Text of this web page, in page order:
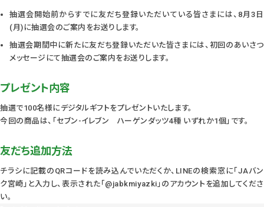
抽選会開始前からすでに友だち登録いただいている皆さまには、8月3日
(月)に抽選会のご案内をお送りします。
抽選会期間中に新たに友だち登録いただいた皆さまには、初回のあいさつ
メッセージにて抽選会のご案内をお送りします。
プレゼント内容
抽選で100名様にデジタルギフトをプレゼントいたします。
今回の商品は、「セブン-イレブン ハーゲンダッツ4種 いずれか1個」です。
友だち追加方法
チラシに記載のQRコードを読み込んでいただくか、LINEの検索窓に「JAバン
ク宮崎」と入力し、表示された「@jabkmiyazki」のアカウントを追加してくださ
い。